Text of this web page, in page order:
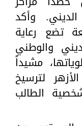
وأكد
تضع رعاية
والوطني
مشيداً
لترسيخ
الطالب